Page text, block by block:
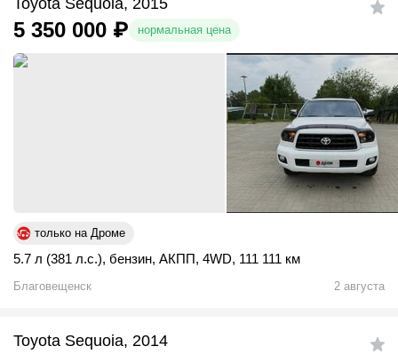
Toyota Sequoia, 2015
5 350 000 ₽ нормальная цена
только на Дроме
5.7 л (381 л.с.), бензин, АКПП, 4WD, 111 111 км
Благовещенск 2 августа
Toyota Sequoia, 2014